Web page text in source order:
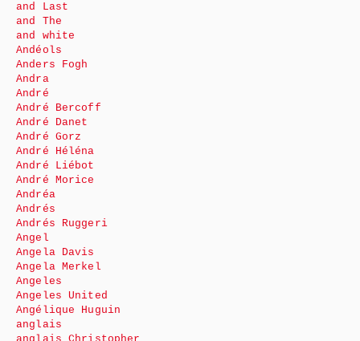
and Last
and The
and white
Andéols
Anders Fogh
Andra
André
André Bercoff
André Danet
André Gorz
André Héléna
André Liébot
André Morice
Andréa
Andrés
Andrés Ruggeri
Angel
Angela Davis
Angela Merkel
Angeles
Angeles United
Angélique Huguin
anglais